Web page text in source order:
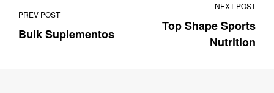
PREV POST
Bulk Suplementos
NEXT POST
Top Shape Sports
Nutrition